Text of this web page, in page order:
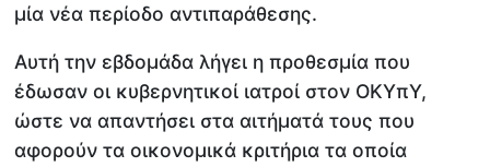
μία νέα περίοδο αντιπαράθεσης.
Αυτή την εβδομάδα λήγει η προθεσμία που
έδωσαν οι κυβερνητικοί ιατροί στον ΟΚΥπΥ,
ώστε να απαντήσει στα αιτήματά τους που
αφορούν τα οικονομικά κριτήρια τα οποία